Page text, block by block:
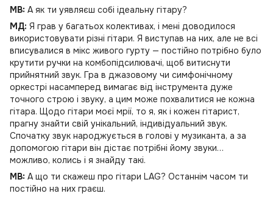
MB: А як ти уявляєш собі ідеальну гітару?
МД: Я грав у багатьох колективах, і мені доводилося
використовувати різні гітари. Я виступав на них, але не всі
вписувалися в мікс живого гурту — постійно потрібно було
крутити ручки на комбопідсилювачі, щоб витиснути
прийнятний звук. Гра в джазовому чи симфонічному
оркестрі насамперед вимагає від інструмента дуже
точного строю і звуку, а цим може похвалитися не кожна
гітара. Щодо гітари моєї мрії, то я, як і кожен гітарист,
прагну знайти свій унікальний, індивідуальний звук.
Спочатку звук народжується в голові у музиканта, а за
допомогою гітари він дістає потрібні йому звуки…
можливо, колись і я знайду такі.
MB: А що ти скажеш про гітари LAG? Останнім часом ти
постійно на них граєш.